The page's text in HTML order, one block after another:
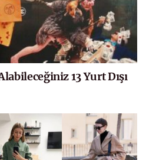
13 Yurt Dışı